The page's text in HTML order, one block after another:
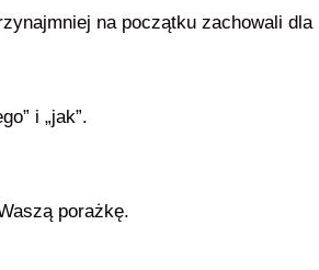
na początku zachowali dla
i „jak”.
porażkę.